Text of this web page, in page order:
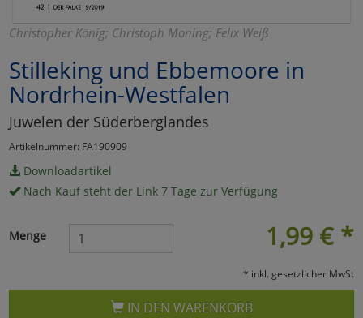
Christopher König; Christoph Moning; Felix Weiß
Stilleking und Ebbemoore in
Nordrhein-Westfalen
Juwelen der Süderberglandes
Artikelnummer: FA190909
Downloadartikel
Nach Kauf steht der Link 7 Tage zur Verfügung
1,99 € *
Menge
* inkl. gesetzlicher MwSt
IN DEN WARENKORB
Marketing
Umfragetools
Cookies
Alle Akzeptieren
Cookies
Einstellungen speichern